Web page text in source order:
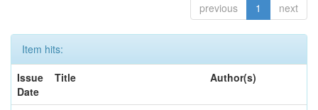
previous 1 next
Item hits:
Issue
Date
Title Author(s)